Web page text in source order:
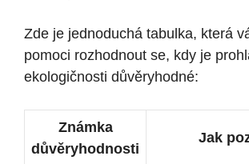
Zde je jednoduchá tabulka, která
pomoci rozhodnout se, kdy je
ekologičnosti důvěryhodné:
Známka
důvěryhodnosti
Jak